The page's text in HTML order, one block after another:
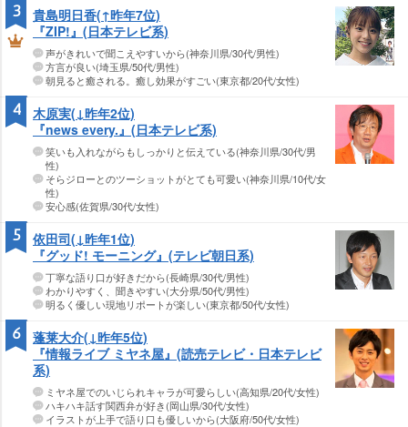
貴島明日香(↑昨年7位)
『ZIP!』(日本テレビ系)
声がきれいで聞こえやすいから(神奈川県/30代/男性)
方言が良い(埼玉県/50代/男性)
朝見ると癒される。癒し効果がすごい(東京都/20代/女性)
3
木原実(↓昨年2位)
『news every.』(日本テレビ系)
笑いも入れながらもしっかりと伝えている(神奈川県/30代/男
性)
そらジローとのツーショットがとても可愛い(神奈川県/10代/女
性)
安心感(佐賀県/30代/女性)
4
依田司(↓昨年1位)
『グッド! モーニング』(テレビ朝日系)
丁寧な語り口が好きだから(長崎県/30代/男性)
わかりやすく、聞きやすい(大分県/50代/男性)
明るく優しい現地リポートが楽しい(東京都/50代/女性)
5
蓬莱大介(↓昨年5位)
『情報ライブ ミヤネ屋』(読売テレビ・日本テレビ
系)
ミヤネ屋でのいじられキャラが可愛らしい(高知県/20代/女性)
ハキハキ話す関西弁が好き(岡山県/30代/女性)
イラストが上手で語り口も優しいから(大阪府/50代/女性)
6